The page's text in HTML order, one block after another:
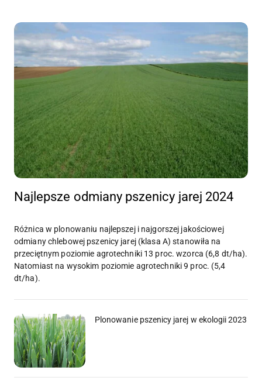
Najlepsze odmiany pszenicy jarej 2024
Różnica w plonowaniu najlepszej i najgorszej jakościowej
odmiany chlebowej pszenicy jarej (klasa A) stanowiła na
przeciętnym poziomie agrotechniki 13 proc. wzorca (6,8 dt/ha).
Natomiast na wysokim poziomie agrotechniki 9 proc. (5,4
dt/ha).
Plonowanie pszenicy jarej w ekologii 2023